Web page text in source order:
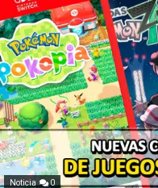
Noticia 0